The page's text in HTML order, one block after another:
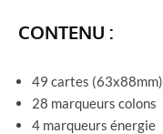
CONTENU :
49 cartes (63x88mm)
28 marqueurs colons
4 marqueurs énergie